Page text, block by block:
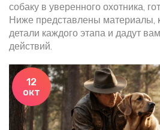
собаку в уверенного охотника,
Ниже представлены материалы,
детали каждого этапа и дадут
действий.
12
окт